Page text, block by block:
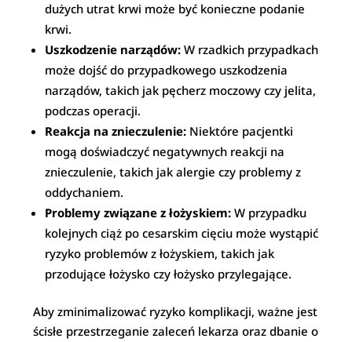
dużych utrat krwi może być konieczne podanie
krwi.
Uszkodzenie narządów: W rzadkich przypadkach
może dojść do przypadkowego uszkodzenia
narządów, takich jak pęcherz moczowy czy jelita,
podczas operacji.
Reakcja na znieczulenie: Niektóre pacjentki
mogą doświadczyć negatywnych reakcji na
znieczulenie, takich jak alergie czy problemy z
oddychaniem.
Problemy związane z łożyskiem: W przypadku
kolejnych ciąż po cesarskim cięciu może wystąpić
ryzyko problemów z łożyskiem, takich jak
przodujące łożysko czy łożysko przylegające.
Aby zminimalizować ryzyko komplikacji, ważne jest
ścisłe przestrzeganie zaleceń lekarza oraz dbanie o